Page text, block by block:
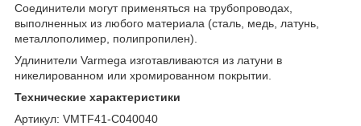
Соединители могут применяться на трубопроводах,
выполненных из любого материала (сталь, медь, латунь,
металлополимер, полипропилен).
Удлинители Varmega изготавливаются из латуни в
никелированном или хромированном покрытии.
Технические характеристики
Артикул: VMTF41-C040040